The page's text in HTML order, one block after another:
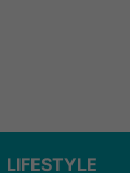
LIFESTYLE